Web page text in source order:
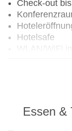
Check-out
Hotelsafe
Letzte
Essen &